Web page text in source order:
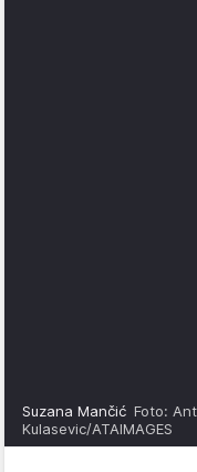
Suzana Mančić Foto:
Kulasevic/ATAIMAGES